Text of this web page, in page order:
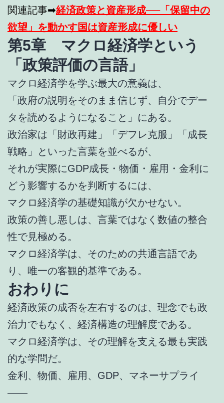
関連記事➡経済政策と資産形成──「保留中の
欲望」を動かす国は資産形成に優しい
第5章 マクロ経済学という
「政策評価の言語」
マクロ経済学を学ぶ最大の意義は、
「政府の説明をそのまま信じず、自分でデー
タを読めるようになること」にある。
政治家は「財政再建」「デフレ克服」「成長
戦略」といった言葉を並べるが、
それが実際にGDP成長・物価・雇用・金利に
どう影響するかを判断するには、
マクロ経済学の基礎知識が欠かせない。
政策の善し悪しは、言葉ではなく数値の整合
性で見極める。
マクロ経済学は、そのための共通言語であ
り、唯一の客観的基準である。
おわりに
経済政策の成否を左右するのは、理念でも政
治力でもなく、経済構造の理解度である。
マクロ経済学は、その理解を支える最も実践
的な学問だ。
金利、物価、雇用、GDP、マネーサプライ
――